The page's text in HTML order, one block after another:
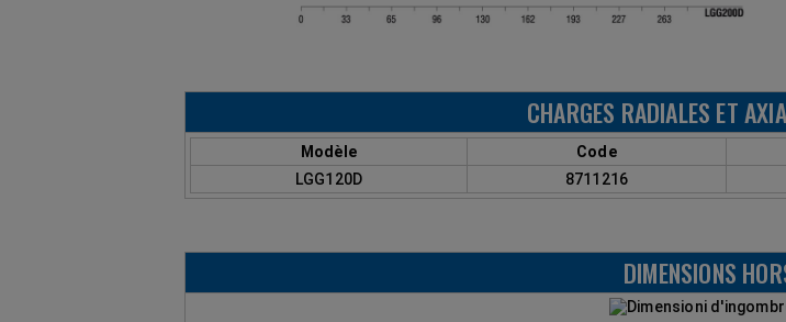
CHARGES RADIALES ET
Modèle Code
LGG120D
8711216
DIMENSIONS